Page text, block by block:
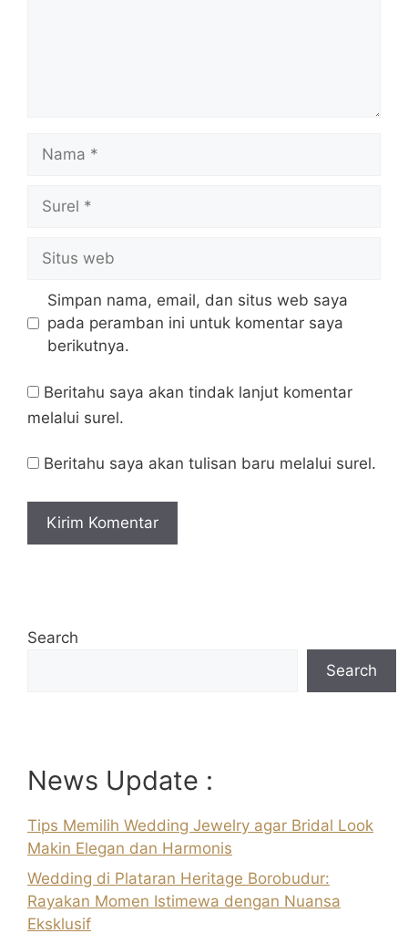
Nama
Surel
Situs
web
Simpan nama, email, dan situs web saya
pada peramban ini untuk komentar saya
berikutnya.
Beritahu saya akan tindak lanjut komentar
melalui surel.
Beritahu saya akan tulisan baru melalui surel.
Search
Search
News Update :
Tips Memilih Wedding Jewelry agar Bridal Look
Makin Elegan dan Harmonis
Wedding di Plataran Heritage Borobudur:
Rayakan Momen Istimewa dengan Nuansa
Eksklusif